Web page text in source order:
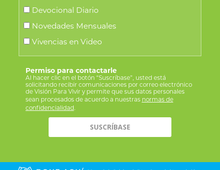
Devocional Diario
Novedades Mensuales
Vivencias en Video
Permiso para contactarle
Al hacer clic en el botón “Suscríbase”, usted está
solicitando recibir comunicaciones por correo electrónico
de Visión Para Vivir y permite que sus datos personales
sean procesados de acuerdo a nuestras normas de
confidencialidad.